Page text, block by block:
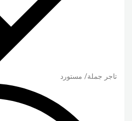
تاجر جملة/ مستورد